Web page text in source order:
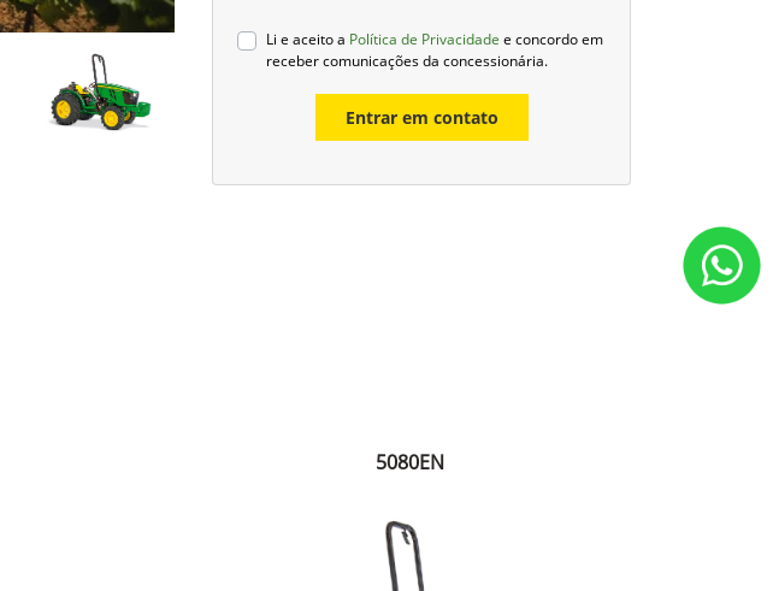
Li e aceito a Política de Privacidade e concordo em
receber comunicações da concessionária.
Entrar em contato
5080EN